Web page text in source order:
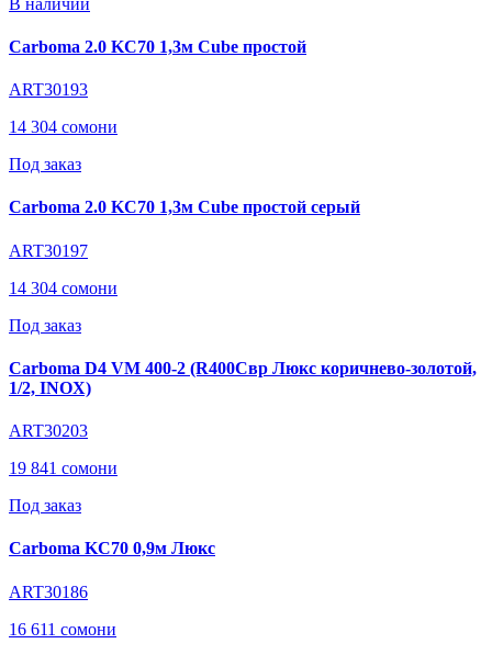
Carboma 2.0 KC70 1,3м Cube простой
ART30193
14 304 сомони
Под заказ
Carboma 2.0 KC70 1,3м Cube простой серый
ART30197
14 304 сомони
Под заказ
Carboma D4 VM 400-2 (R400Cвр Люкс коричнево-золотой,
1/2, INOX)
ART30203
19 841 сомони
Под заказ
Carboma KC70 0,9м Люкс
ART30186
16 611 сомони